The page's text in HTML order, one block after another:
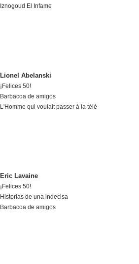
Iznogoud El Infame
Lionel Abelanski
¡Felices 50!
Barbacoa de amigos
L'Homme qui voulait passer à la télé
Eric Lavaine
¡Felices 50!
Historias de una indecisa
Barbacoa de amigos